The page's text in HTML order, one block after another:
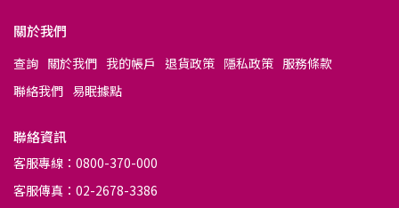
關於我們
查詢 關於我們 我的帳戶 退貨政策 隱私政策 服務條款
聯絡我們 易眠據點
聯絡資訊
客服專線：0800-370-000
客服傳真：02-2678-3386